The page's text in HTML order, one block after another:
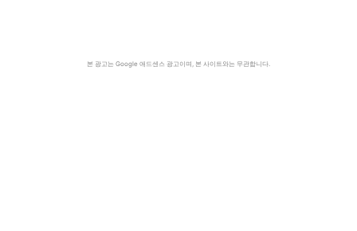
본 광고는 Google 애드센스 광고이며, 본 사이트와는 무관합니다.